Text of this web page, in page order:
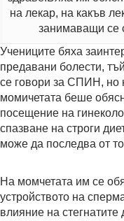
на лекар, на какъв
занимаващи се
Учениците бяха
предавани болести,
се говори за СПИН, но
момичетата беше
посещение на
спазване на строги
може да последва от
На момчетата им се
устройството на
влияние на